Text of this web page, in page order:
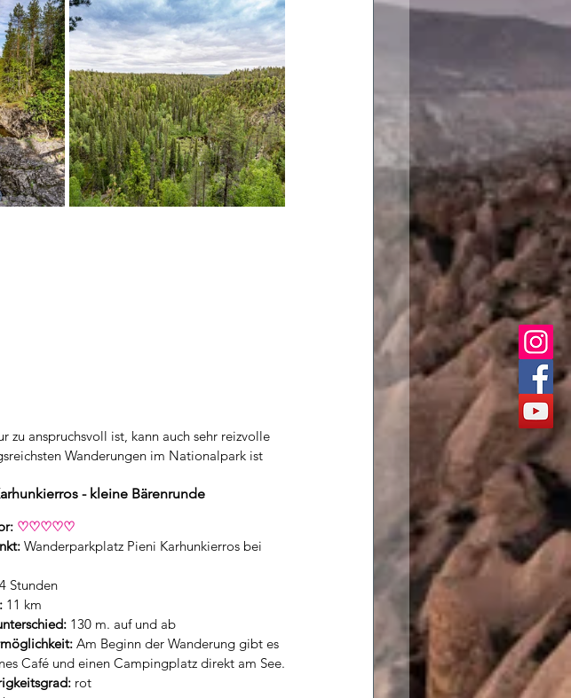
anspruchsvoll ist, kann auch sehr reizvolle
Wanderungen im Nationalpark ist
- kleine Bärenrunde
♡♡♡♡♡
Wanderparkplatz Pieni Karhunkierros bei
4 Stunden
11 km
130 m. auf und ab
Am Beginn der Wanderung gibt es
Café und einen Campingplatz direkt am See.
rot